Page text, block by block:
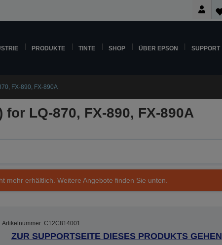
PRODUKTE TINTE SHOP ÜBER EPSON SUPPORT
FX-890, FX-890A
LQ-870, FX-890, FX-890A
mehr erhältlich. Weitere Angebote finden Sie unten.
Artikelnummer: C12C814001
ZUR SUPPORTSEITE DIESES PRODUKTS GEHEN